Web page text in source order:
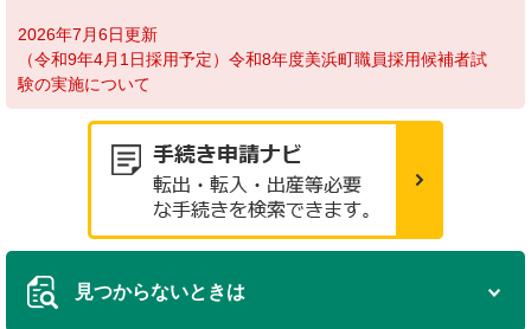
2026年7月6日更新
（令和9年4月1日採用予定）令和8年度美浜町職員採用候補者試
験の実施について
見つからないときは